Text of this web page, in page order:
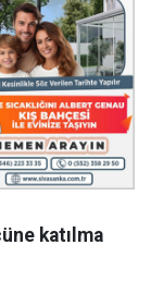
katılma